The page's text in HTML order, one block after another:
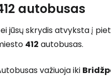
autobusas
jūsų skrydis atvyksta į
412 autobusas.
važiuoja iki